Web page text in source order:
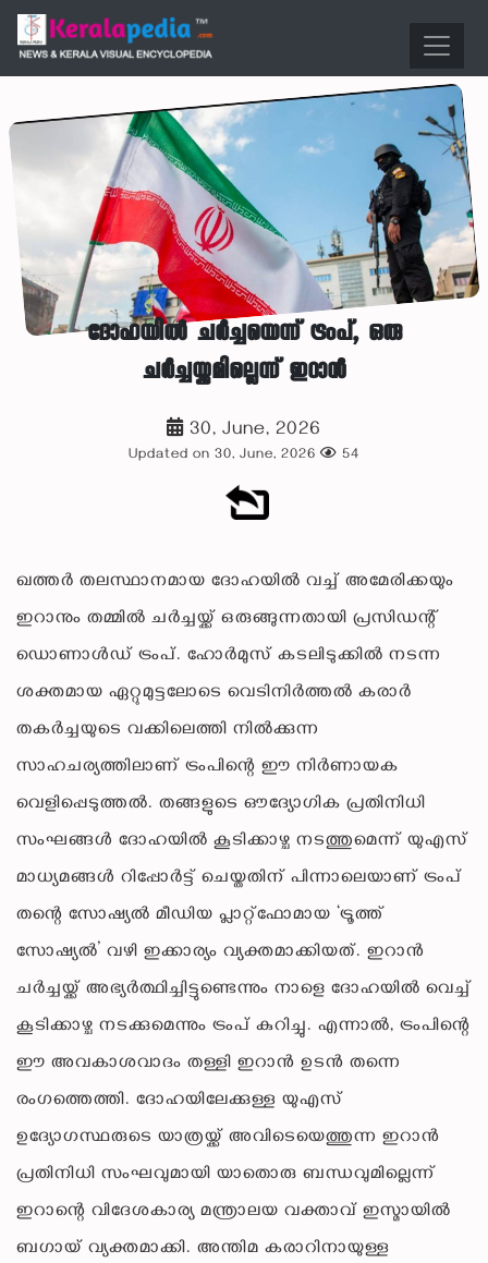
ദോഹയില്‍ ചര്‍ച്ചയെന്ന് ട്രംപ്, ഒരു
ചര്‍ച്ചയ്ക്കുമില്ലെന്ന് ഇറാന്‍
30, June, 2026
Updated on 30, June, 2026 54
ഖത്തര്‍ തലസ്ഥാനമായ ദോഹയില്‍ വച്ച് അമേരിക്കയും
ഇറാനും തമ്മില്‍ ചര്‍ച്ചയ്ക്ക് ഒരുങ്ങുന്നതായി പ്രസിഡന്റ്
ഡൊണാള്‍ഡ് ട്രംപ്. ഹോര്‍മുസ് കടലിടുക്കില്‍ നടന്ന
ശക്തമായ ഏറ്റുമുട്ടലോടെ വെടിനിര്‍ത്തല്‍ കരാര്‍
തകര്‍ച്ചയുടെ വക്കിലെത്തി നില്‍ക്കുന്ന
സാഹചര്യത്തിലാണ് ട്രംപിന്റെ ഈ നിര്‍ണായക
വെളിപ്പെടുത്തല്‍. തങ്ങളുടെ ഔദ്യോഗിക പ്രതിനിധി
സംഘങ്ങള്‍ ദോഹയില്‍ കൂടിക്കാഴ്ച നടത്തുമെന്ന് യുഎസ്
മാധ്യമങ്ങള്‍ റിപ്പോര്‍ട്ട് ചെയ്തതിന് പിന്നാലെയാണ് ട്രംപ്
തന്റെ സോഷ്യല്‍ മീഡിയ പ്ലാറ്റ്ഫോമായ ‘ട്രൂത്ത്
സോഷ്യല്‍’ വഴി ഇക്കാര്യം വ്യക്തമാക്കിയത്. ഇറാന്‍
ചര്‍ച്ചയ്ക്ക് അഭ്യര്‍ത്ഥിച്ചിട്ടുണ്ടെന്നും നാളെ ദോഹയില്‍ വെച്ച്
കൂടിക്കാഴ്ച നടക്കുമെന്നും ട്രംപ് കുറിച്ചു. എന്നാല്‍, ട്രംപിന്റെ
ഈ അവകാശവാദം തള്ളി ഇറാന്‍ ഉടന്‍ തന്നെ
രംഗത്തെത്തി. ദോഹയിലേക്കുള്ള യുഎസ്
ഉദ്യോഗസ്ഥരുടെ യാത്രയ്ക്ക് അവിടെയെത്തുന്ന ഇറാന്‍
പ്രതിനിധി സംഘവുമായി യാതൊരു ബന്ധവുമില്ലെന്ന്
ഇറാന്റെ വിദേശകാര്യ മന്ത്രാലയ വക്താവ് ഇസ്മായില്‍
ബഗായ് വ്യക്തമാക്കി. അന്തിമ കരാറിനായുള്ള